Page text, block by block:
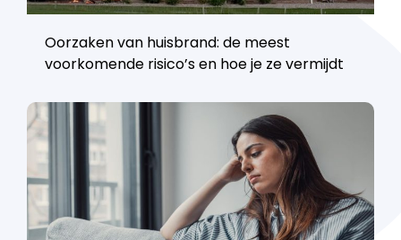
Oorzaken van huisbrand: de meest
voorkomende risico’s en hoe je ze vermijdt